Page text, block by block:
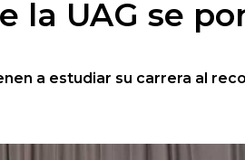
la UAG se
a estudiar su carrera al